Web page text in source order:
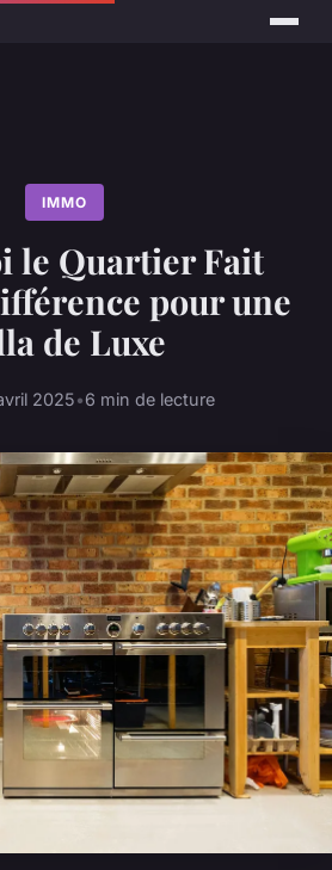
IMMO
le Quartier Fait
pour une
de Luxe
2025•6 min de lecture